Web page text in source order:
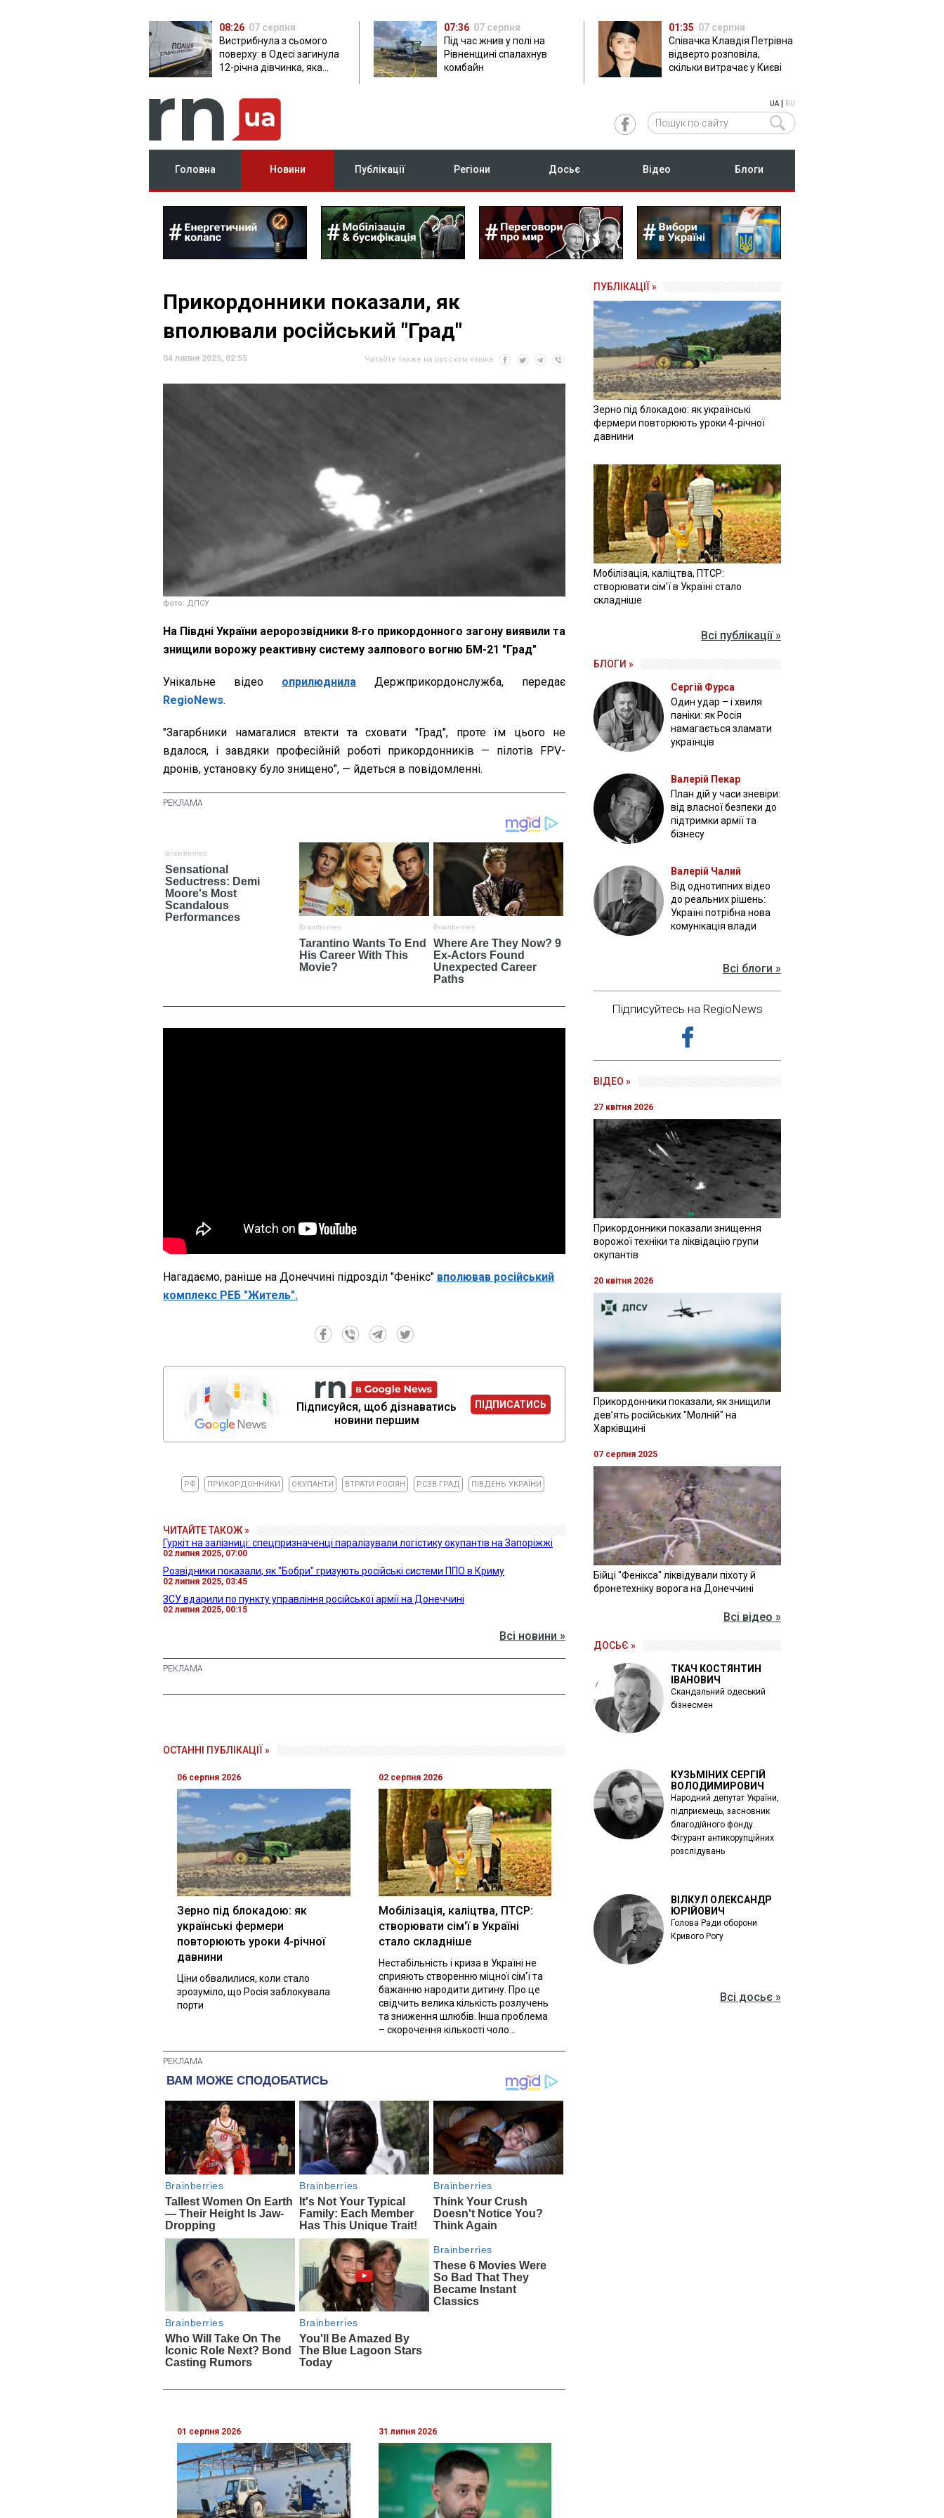
08:26 07 серпня
Вистрибнула з сьомого
поверху: в Одесі загинула
12-річна дівчинка, яка
07:36 07 серпня
Під час жнив у полі на
Рівненщині спалахнув
комбайн
01:35 07 серпня
Співачка Клавдія Петрівна
відверто розповіла,
скільки витрачає у Києві
UA| RU
Головна Новини Публікації Регіони Досьє Відео Блоги
Прикордонники показали, як
вполювали російський "Град"
04 липня 2025, 02:55 Читайте также на русском языке
фото: ДПСУ
На Півдні України аеророзвідники 8-го прикордонного загону виявили та
знищили ворожу реактивну систему залпового вогню БМ-21 "Град"
Унікальне відео оприлюднила Держприкордонслужба, передає
RegioNews.
"Загарбники намагалися втекти та сховати "Град", проте їм цього не
вдалося, і завдяки професійній роботі прикордонників — пілотів FPV-
дронів, установку було знищено", — йдеться в повідомленні.
Нагадаємо, раніше на Донеччині підрозділ "Фенікс" вполював російський
комплекс РЕБ "Житель".
Підписуйся, щоб дізнаватись
новини першим
ПІДПИСАТИСЬ
РФ ПРИКОРДОННИКИ ОКУПАНТИ ВТРАТИ РОСІЯН РСЗВ ГРАД ПІВДЕНЬ УКРАЇНИ
ЧИТАЙТЕ ТАКОЖ »
Гуркіт на залізниці: спецпризначенці паралізували логістику окупантів на Запоріжжі
02 липня 2025, 07:00
Розвідники показали, як "Бобри" гризують російські системи ППО в Криму
02 липня 2025, 03:45
ЗСУ вдарили по пункту управління російської армії на Донеччині
02 липня 2025, 00:15
Всі новини »
ОСТАННІ ПУБЛІКАЦІЇ »
06 серпня 2026
Зерно під блокадою: як
українські фермери
повторюють уроки 4-річної
давнини
Ціни обвалилися, коли стало
зрозуміло, що Росія заблокувала
порти
02 серпня 2026
Мобілізація, каліцтва, ПТСР:
створювати сім'ї в Україні
стало складніше
Нестабільність і криза в Україні не
сприяють створенню міцної сім'ї та
бажанню народити дитину. Про це
свідчить велика кількість розлучень
та зниження шлюбів. Інша проблема
– скорочення кількості чоло...
01 серпня 2026 31 липня 2026
ПУБЛІКАЦІЇ »
Зерно під блокадою: як українські
фермери повторюють уроки 4-річної
давнини
Мобілізація, каліцтва, ПТСР:
створювати сім'ї в Україні стало
складніше
Всі публікації »
БЛОГИ »
Сергій Фурса
Один удар – і хвиля
паніки: як Росія
намагається зламати
українців
Валерій Пекар
План дій у часи зневіри:
від власної безпеки до
підтримки армії та
бізнесу
Валерій Чалий
Від однотипних відео
до реальних рішень:
Україні потрібна нова
комунікація влади
Всі блоги »
Підписуйтесь на RegioNews
ВІДЕО »
27 квітня 2026
Прикордонники показали знищення
ворожої техніки та ліквідацію групи
окупантів
20 квітня 2026
Прикордонники показали, як знищили
девʼять російських "Молній" на
Харківщині
07 серпня 2025
Бійці "Фенікса" ліквідували піхоту й
бронетехніку ворога на Донеччині
Всі відео »
ДОСЬЄ »
ТКАЧ КОСТЯНТИН
ІВАНОВИЧ
Скандальний одеський
бізнесмен
КУЗЬМІНИХ СЕРГІЙ
ВОЛОДИМИРОВИЧ
Народний депутат України,
підприємець, засновник
благодійного фонду.
Фігурант антикорупційних
розслідувань
ВІЛКУЛ ОЛЕКСАНДР
ЮРІЙОВИЧ
Голова Ради оборони
Кривого Рогу
Всі досьє »